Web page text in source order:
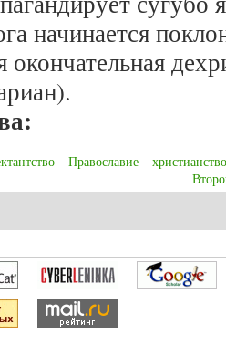
начинается
окончательная
Православие
христианство